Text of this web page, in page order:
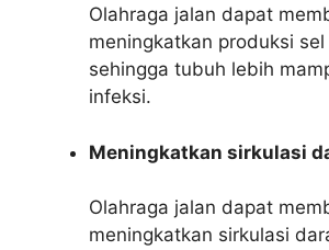
Olahraga jalan dapat
meningkatkan produksi
sehingga tubuh lebih
infeksi.
Meningkatkan sirkulasi
Olahraga jalan dapat
meningkatkan sirkulasi